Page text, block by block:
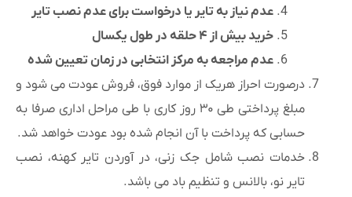
عدم نیاز به تایر یا درخواست برای عدم نصب تایر
خرید بیش از ۴ حلقه در طول یکسال
عدم مراجعه به مرکز انتخابی در زمان تعیین شده
درصورت احراز هریک از موارد فوق، فروش عودت می شود و
مبلغ پرداختی طی ۳۰ روز کاری با طی مراحل اداری صرفا به
حسابی که پرداخت با آن انجام شده بود عودت خواهد شد.
خدمات نصب شامل جک زنی، در آوردن تایر کهنه، نصب
تایر نو، بالانس و تنظیم باد می باشد.